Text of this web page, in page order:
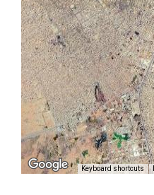
Keyboard shortcuts